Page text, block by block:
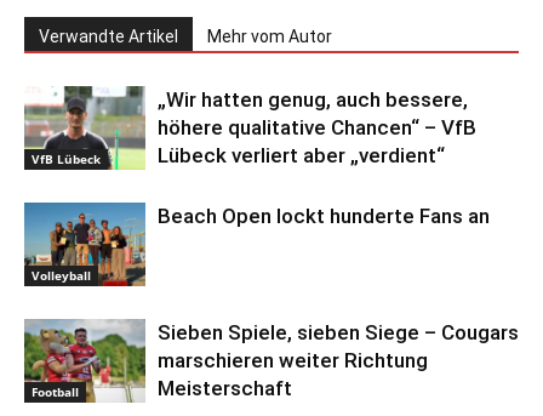
Verwandte Artikel Mehr vom Autor
VfB Lübeck
„Wir hatten genug, auch bessere,
höhere qualitative Chancen“ – VfB
Lübeck verliert aber „verdient“
Volleyball
Beach Open lockt hunderte Fans an
Football
Sieben Spiele, sieben Siege – Cougars
marschieren weiter Richtung
Meisterschaft